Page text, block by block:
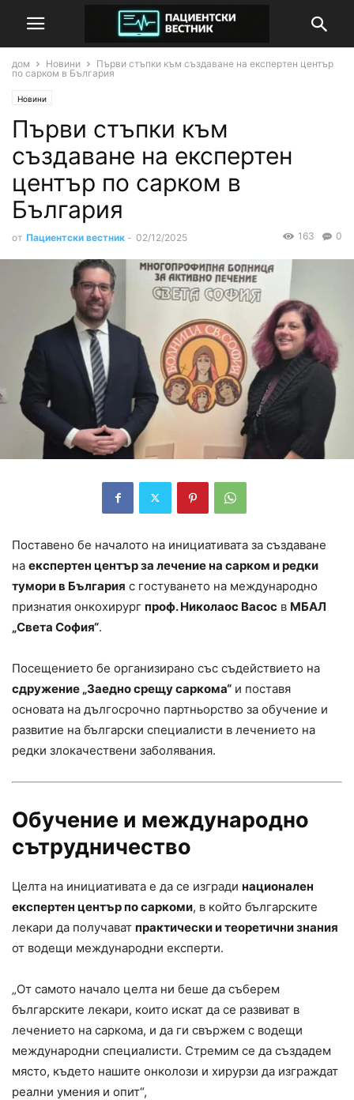
дом Новини
Първи стъпки към създаване на експертен център
по сарком в България
Новини
Първи стъпки към
създаване на експертен
център по сарком в
България
от Пациентски вестник - 02/12/2025 0
163
Поставено бе началото на инициативата за създаване
на експертен център за лечение на сарком и редки
тумори в България с гостуването на международно
признатия онкохирург проф. Николаос Васос в МБАЛ
„Света София“.
Посещението бе организирано със съдействието на
сдружение „Заедно срещу саркома“ и поставя
основата на дългосрочно партньорство за обучение и
развитие на български специалисти в лечението на
редки злокачествени заболявания.
Обучение и международно
сътрудничество
Целта на инициативата е да се изгради национален
експертен център по саркоми, в който българските
лекари да получават практически и теоретични знания
от водещи международни експерти.
„От самото начало целта ни беше да съберем
българските лекари, които искат да се развиват в
лечението на саркома, и да ги свържем с водещи
международни специалисти. Стремим се да създадем
място, където нашите онколози и хирурзи да изграждат
реални умения и опит“,